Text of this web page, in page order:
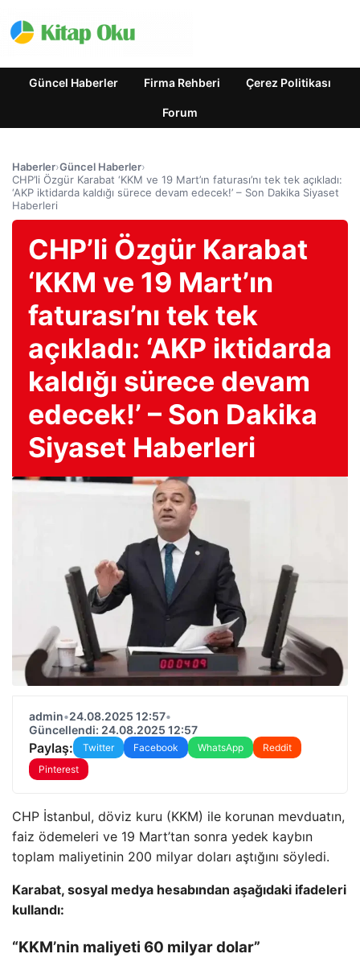
Güncel Haberler Firma Rehberi Çerez Politikası
Forum
Haberler›Güncel Haberler›
CHP’li Özgür Karabat ‘KKM ve 19 Mart’ın faturası’nı tek tek açıkladı:
‘AKP iktidarda kaldığı sürece devam edecek!’ – Son Dakika Siyaset
Haberleri
CHP’li Özgür Karabat
‘KKM ve 19 Mart’ın
faturası’nı tek tek
açıkladı: ‘AKP iktidarda
kaldığı sürece devam
edecek!’ – Son Dakika
Siyaset Haberleri
admin•24.08.2025 12:57•
Güncellendi: 24.08.2025 12:57
Paylaş: Twitter Facebook WhatsApp
Reddit
Pinterest
CHP İstanbul, döviz kuru (KKM) ile korunan mevduatın,
faiz ödemeleri ve 19 Mart’tan sonra yedek kaybın
toplam maliyetinin 200 milyar doları aştığını söyledi.
Karabat, sosyal medya hesabından aşağıdaki ifadeleri
kullandı:
“KKM’nin maliyeti 60 milyar dolar”